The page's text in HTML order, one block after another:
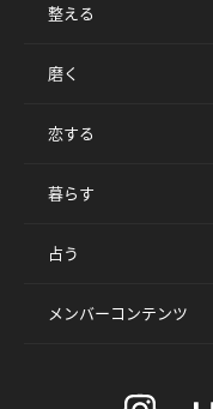
整える
磨く
恋する
暮らす
占う
メンバーコンテンツ